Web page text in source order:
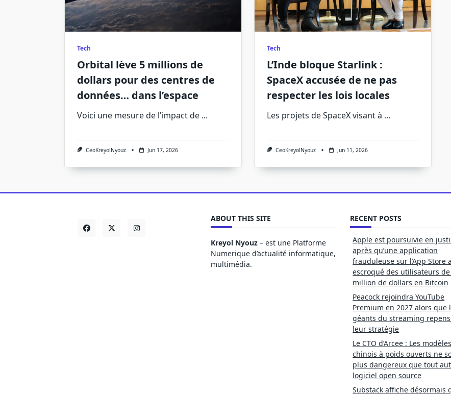
Tech
Orbital lève 5 millions de
dollars pour des centres de
données… dans l’espace
Voici une mesure de l’impact de ...
CeoKreyolNyouz Jun 17, 2026
Tech
L’Inde bloque Starlink :
SpaceX accusée de ne pas
respecter les lois locales
Les projets de SpaceX visant à ...
CeoKreyolNyouz Jun 11, 2026
ABOUT THIS SITE
Kreyol Nyouz – est une Platforme
Numerique d’actualité informatique,
multimédia.
RECENT POSTS
Apple est poursuivie en
après qu’une application
frauduleuse sur l’App Store a
escroqué des utilisateurs
million de dollars en Bitcoin
Peacock rejoindra YouTube
Premium en 2027 alors que
géants du streaming
leur stratégie
Le CTO d’Arcee : Les
chinois à poids ouverts ne
plus dangereux que tout
logiciel open source
Substack affiche désormais